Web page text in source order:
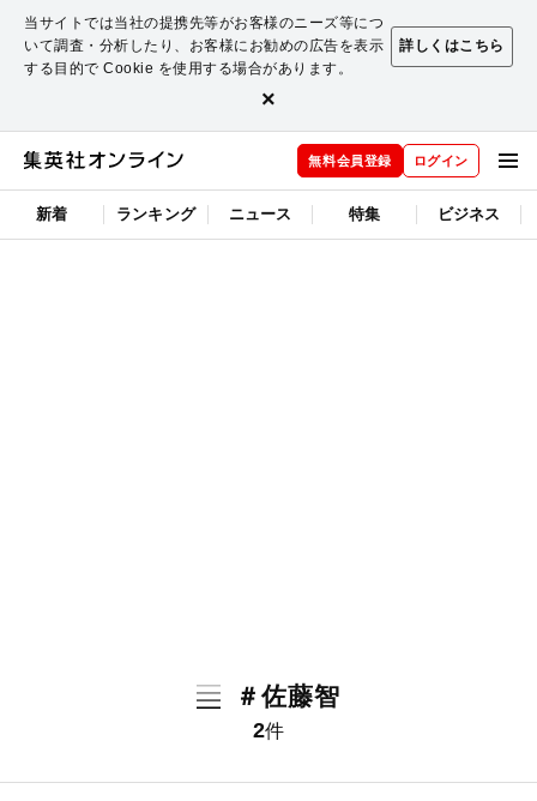
当サイトでは当社の提携先等がお客様のニーズ等につ
いて調査・分析したり、お客様にお勧めの広告を表示
する目的で Cookie を使用する場合があります。
詳しくはこちら
×
無料会員登録 ログイン
新着 ランキング ニュース 特集 ビジネス
＃佐藤智
2件